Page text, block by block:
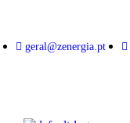
geral@zenergia.pt